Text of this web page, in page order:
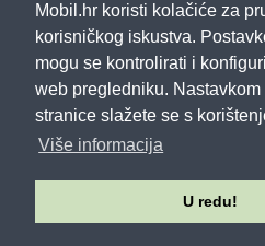
Mobil.hr koristi kolačiće za
korisničkog iskustva.
mogu se kontrolirati i
web pregledniku.
stranice slažete se s
Više informacija
U redu!
Impressum
Marketing
Pravne odredbe
Izjava o privatnosti
POTRAŽITE NAS
Sva prava pridržana - Mobil.hr - 2026.